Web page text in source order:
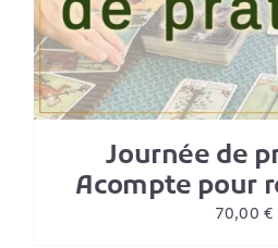
Journée de
Acompte pour
70,00€